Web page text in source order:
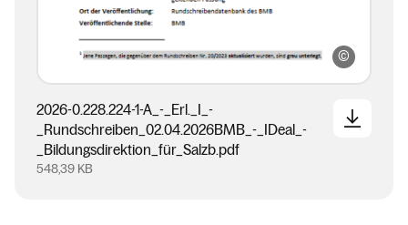
2026-0.228.224-1-A_-_Erl._I_-
_Rundschreiben_02.04.2026BMB_-_IDeal_-
_Bildungsdirektion_für_Salzb.pdf
548,39 KB